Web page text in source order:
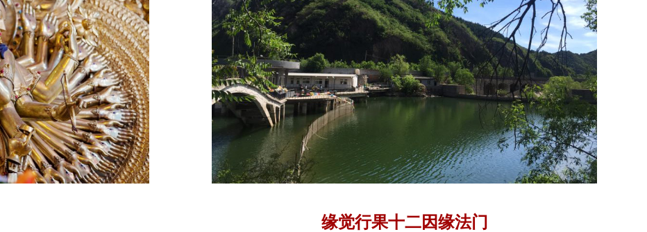
缘觉行果十二因缘法门